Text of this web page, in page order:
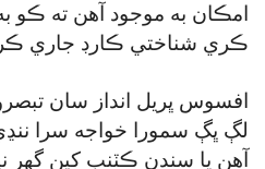
امڪان به موجود آهن ته ڪو
ڪري شناختي ڪارڊ جاري
افسوس ڀريل انداز سان تبصرو
لڳ ڀڳ سمورا خواجه سرا
آهن يا سندن ڪٽنب کين گھر